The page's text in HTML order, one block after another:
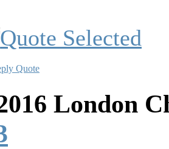
Quote
London